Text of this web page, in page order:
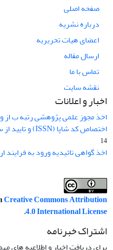
صفحه اصلی
درباره نشریه
اعضای هیات تحریریه
ارسال مقاله
تماس با ما
نقشه سایت
اخبار و اعلانات
اخذ مجوز علمی پژوهشی رتبه ب از
اختصاص کد شاپا (ISSN) و تایید از سوی سازمان اسناد و ...
14
اخذ گواهی تائیدیه ورود به فرایند
Creative Commons Attribution
4.0 International License
.
اشتراک خبرنامه